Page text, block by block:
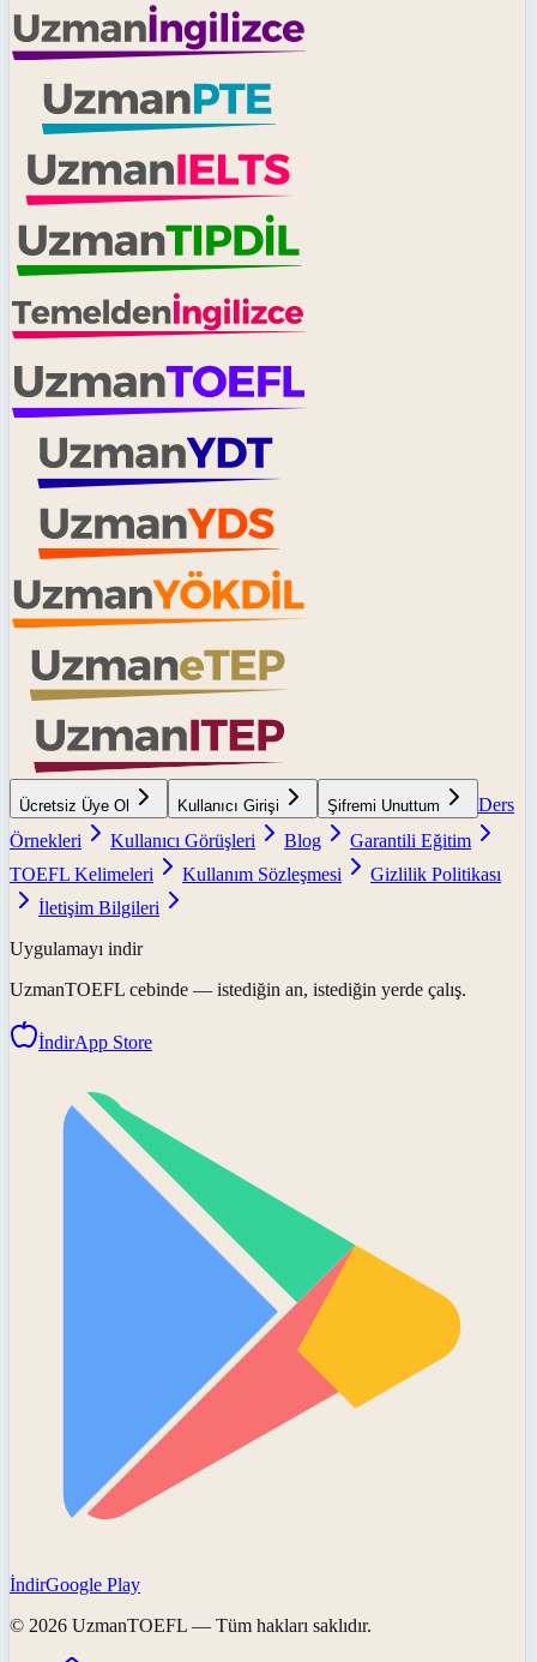
Ücretsiz Üye Ol Kullanıcı Girişi Şifremi Unuttum
Ders
Örnekleri
Kullanıcı Görüşleri Blog
Garantili Eğitim
TOEFL Kelimeleri
Kullanım Sözleşmesi
Gizlilik Politikası
İletişim Bilgileri
Uygulamayı indir
UzmanTOEFL cebinde — istediğin an, istediğin yerde çalış.
İndirApp Store
İndirGoogle Play
© 2026 UzmanTOEFL — Tüm hakları saklıdır.